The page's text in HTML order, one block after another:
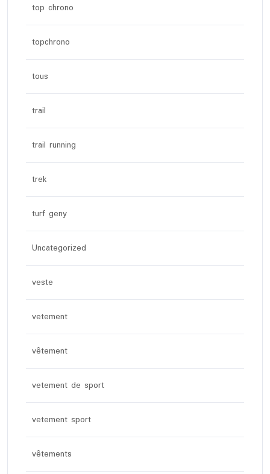
top chrono
topchrono
tous
trail
trail running
trek
turf geny
Uncategorized
veste
vetement
vêtement
vetement de sport
vetement sport
vêtements